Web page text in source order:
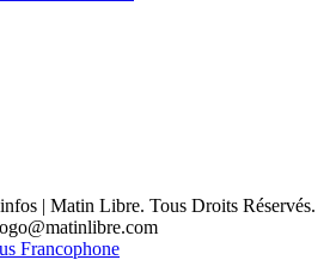
| Matin Libre. Tous Droits Réservés.
Francophone